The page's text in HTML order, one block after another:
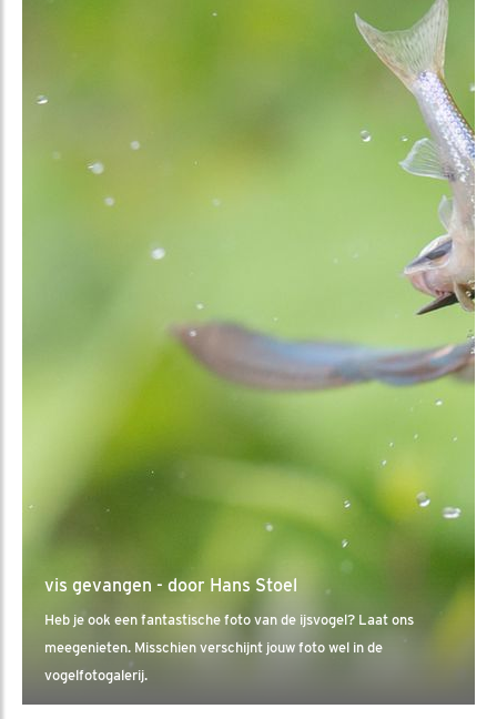
vis gevangen - door Hans Stoel
Heb je ook een fantastische foto van de ijsvogel? Laat ons
meegenieten. Misschien verschijnt jouw foto wel in de
vogelfotogalerij.